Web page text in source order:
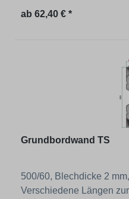
Regulärer Preis:
ab 62,40 € *
Grundbordwand TS
500/60, Blechdicke 2
Verschiedene Längen